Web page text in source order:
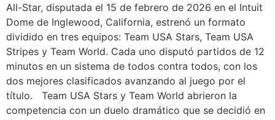
All-Star, disputada el 15 de febrero de 2026 en el Intuit
Dome de Inglewood, California, estrenó un formato
dividido en tres equipos: Team USA Stars, Team USA
Stripes y Team World. Cada uno disputó partidos de 12
minutos en un sistema de todos contra todos, con los
dos mejores clasificados avanzando al juego por el
título. Team USA Stars y Team World abrieron la
competencia con un duelo dramático que se decidió en